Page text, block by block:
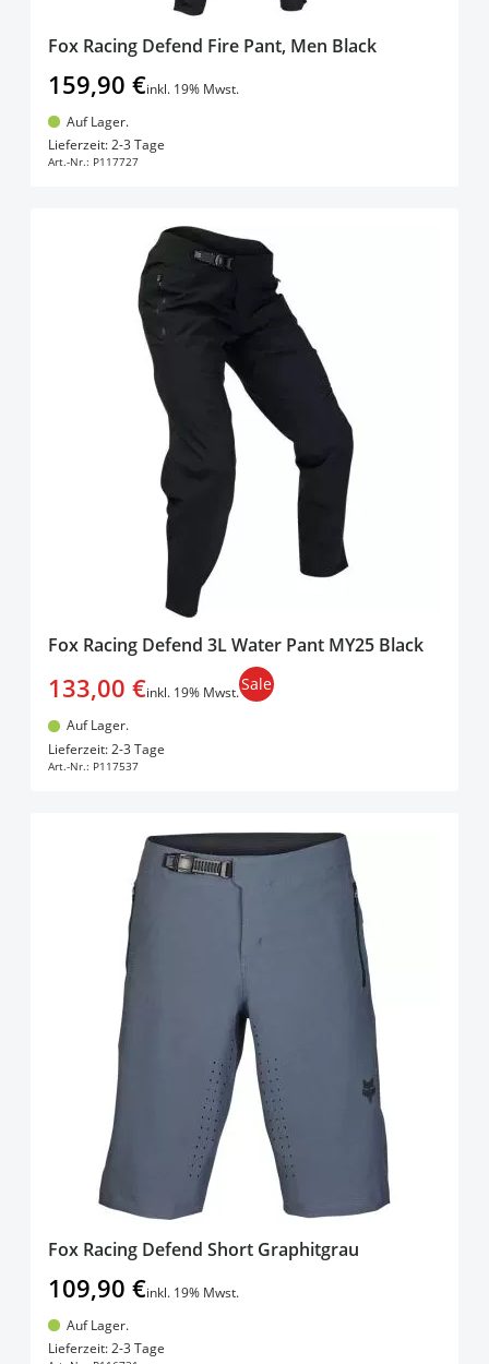
Fox Racing Defend Fire Pant, Men Black
159,90 €inkl. 19% Mwst.
Auf Lager.
Lieferzeit: 2-3 Tage
Art.-Nr.: P117727
Fox Racing Defend 3L Water Pant MY25 Black
133,00 €inkl. 19% Mwst.Sale
Auf Lager.
Lieferzeit: 2-3 Tage
Art.-Nr.: P117537
Fox Racing Defend Short Graphitgrau
109,90 €inkl. 19% Mwst.
Auf Lager.
Lieferzeit: 2-3 Tage